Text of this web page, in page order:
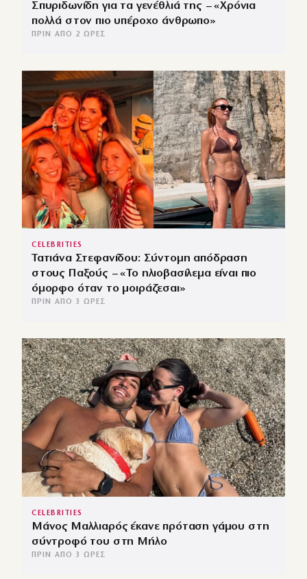
Σπυριδωνίδη για τα γενέθλιά της – «Χρόνια
πολλά στον πιο υπέροχο άνθρωπο»
ΠΡΙΝ ΑΠΌ 2 ΏΡΕΣ
CELEBRITIES
Τατιάνα Στεφανίδου: Σύντομη απόδραση
στους Παξούς – «Το ηλιοβασίλεμα είναι πιο
όμορφο όταν το μοιράζεσαι»
ΠΡΙΝ ΑΠΌ 3 ΏΡΕΣ
CELEBRITIES
Μάνος Μαλλιαρός έκανε πρόταση γάμου στη
σύντροφό του στη Μήλο
ΠΡΙΝ ΑΠΌ 3 ΏΡΕΣ